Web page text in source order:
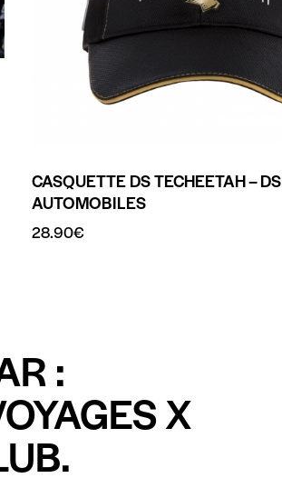
CASQUETTE DS TECHEETAH – DS
AUTOMOBILES
28.90€
:
X